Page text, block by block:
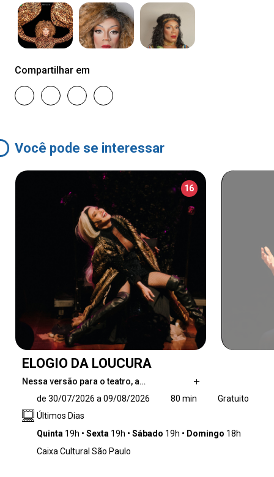
Compartilhar em
Você pode se interessar
16
ELOGIO DA LOUCURA
Nessa versão para o teatro, a…
interpretada pela atriz Leona Cavalli, se
apresenta como personagem, mantendo a
ótica, o sarcasmo e a sagacidade do conteúdo
de 30/07/2026 a 09/08/2026 80 min
Gratuito
Últimos Dias
Quinta 19h Sexta 19h Sábado 19h Domingo 18h
Caixa Cultural São Paulo